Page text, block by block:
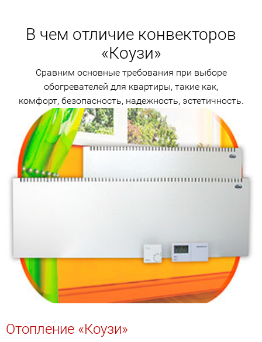
В чем отличие конвекторов
«Коузи»
Сравним основные требования при выборе
обогревателей для квартиры, такие как,
комфорт, безопасность, надежность, эстетичность.
Отопление «Коузи»